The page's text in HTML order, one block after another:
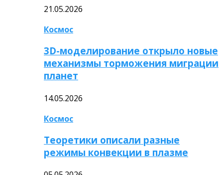
21.05.2026
Космос
3D-моделирование открыло новые
механизмы торможения миграции
планет
14.05.2026
Космос
Теоретики описали разные
режимы конвекции в плазме